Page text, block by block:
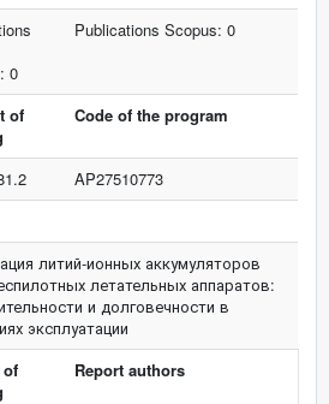
0
Publications Scopus: 0
of
Code of the program
AP27510773
литий-ионных аккумуляторов
летательных аппаратов:
и долговечности в
эксплуатации
of
Report authors